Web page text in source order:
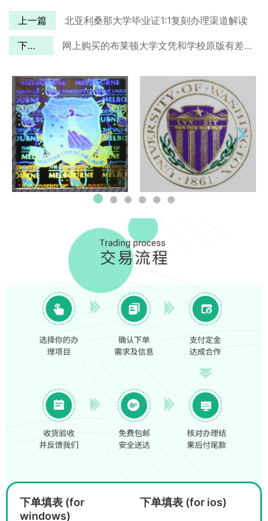
上一篇 北亚利桑那大学毕业证1:1复刻办理渠道解读
下一篇 网上购买的布莱顿大学文凭和学校原版有差别吗？
下单填表 (for
windows)
下单填表 (for ios)